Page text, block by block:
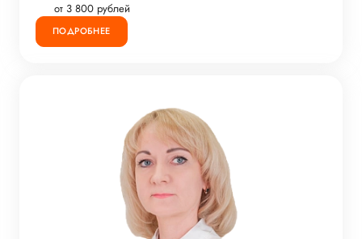
от 3 800 рублей
ПОДРОБНЕЕ